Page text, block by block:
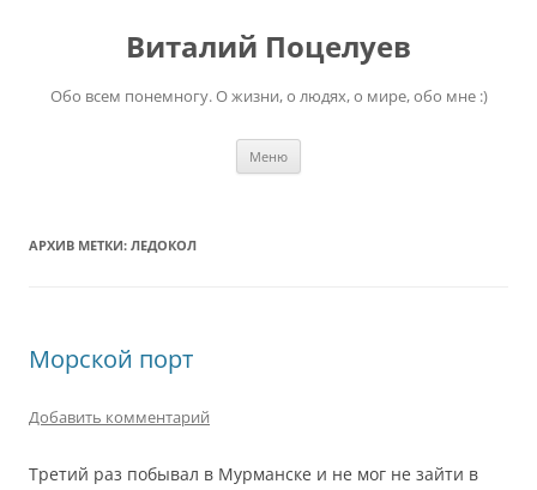
содержимомуВиталий Поцелуев
Обо всем понемногу. О жизни, о людях, о мире, обо мне :)
Меню
АРХИВ МЕТКИ: ЛЕДОКОЛ
Морской порт
Добавить комментарий
Третий раз побывал в Мурманске и не мог не зайти в